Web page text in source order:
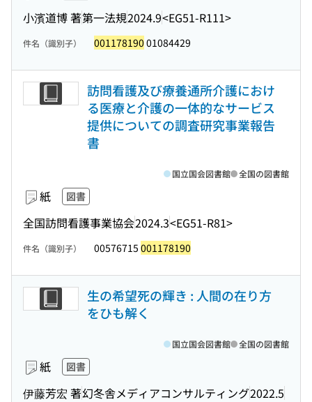
小濱道博 著第一法規2024.9<EG51-R111>
件名（識別子） 001178190 01084429
訪問看護及び療養通所介護におけ
る医療と介護の一体的なサービス
提供についての調査研究事業報告
書
紙 図書
全国訪問看護事業協会2024.3<EG51-R81>
国立国会図書館 全国の図書館
件名（識別子） 00576715 001178190
生の希望死の輝き : 人間の在り方
をひも解く
紙 図書
伊藤芳宏 著幻冬舎メディアコンサルティング2022.5
国立国会図書館 全国の図書館